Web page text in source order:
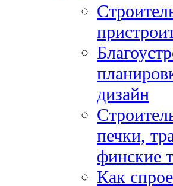
дизайн
печки,
финские
Как